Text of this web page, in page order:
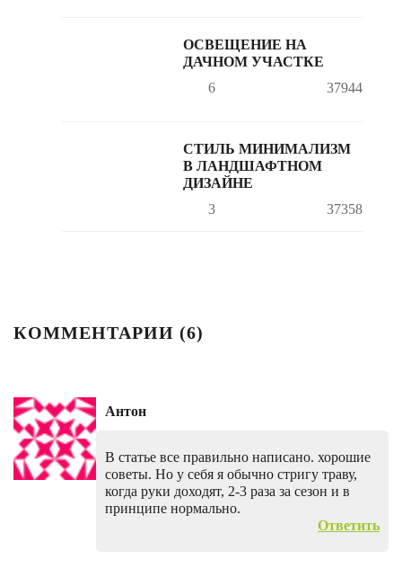
ОСВЕЩЕНИЕ НА
ДАЧНОМ УЧАСТКЕ
6
37944
СТИЛЬ МИНИМАЛИЗМ
В ЛАНДШАФТНОМ
ДИЗАЙНЕ
3
37358
КОММЕНТАРИИ (6)
Антон
В статье все правильно написано. хорошие
советы. Но у себя я обычно стригу траву,
когда руки доходят, 2-3 раза за сезон и в
принципе нормально.
Ответить